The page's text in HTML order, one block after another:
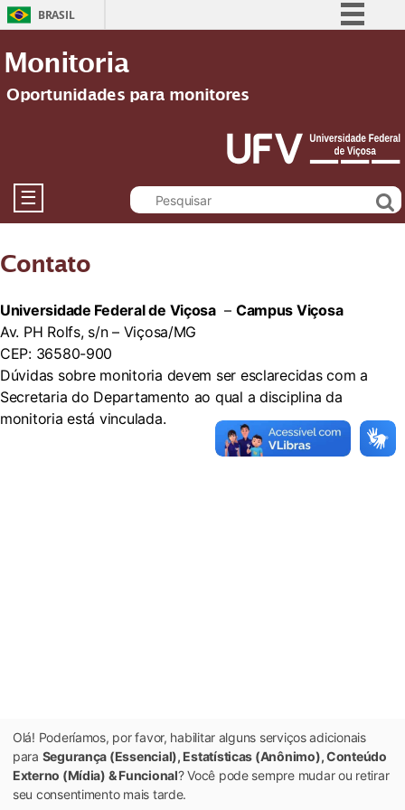
BRASIL
Acesso à informação
Legislação
Canais
Monitoria
Oportunidades para monitores
☰
Contato
Universidade Federal de Viçosa– Campus Viçosa
Av. PH Rolfs, s/n – Viçosa/MG
CEP: 36580-900
Dúvidas sobre monitoria devem ser esclarecidas com a
Secretaria do Departamento ao qual a disciplina da
monitoria está vinculada.
Olá! Poderíamos, por favor, habilitar alguns serviços adicionais
para Segurança (Essencial), Estatísticas (Anônimo), Conteúdo
Externo (Mídia) & Funcional? Você pode sempre mudar ou retirar
seu consentimento mais tarde.